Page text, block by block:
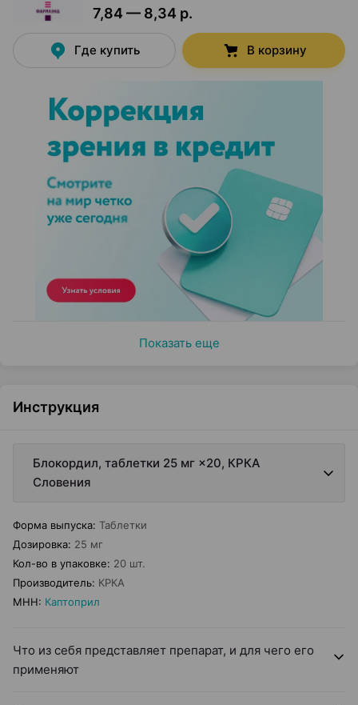
7,84 — 8,34 р.
Где купить В корзину
Показать еще
Инструкция
Блокордил, таблетки 25 мг ×20, КРКА
Словения
Форма выпуска: Таблетки
Дозировка: 25 мг
Кол-во в упаковке: 20 шт.
Производитель: КРКА
МНН: Каптоприл
Что из себя представляет препарат, и для чего его
применяют